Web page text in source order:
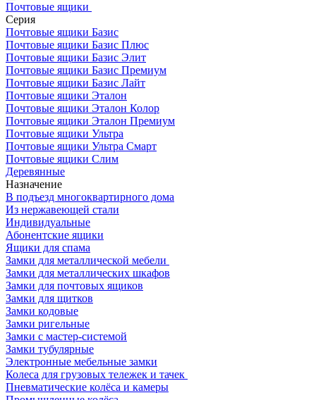
Почтовые ящики
Серия
Почтовые ящики Базис
Почтовые ящики Базис Плюс
Почтовые ящики Базис Элит
Почтовые ящики Базис Премиум
Почтовые ящики Базис Лайт
Почтовые ящики Эталон
Почтовые ящики Эталон Колор
Почтовые ящики Эталон Премиум
Почтовые ящики Ультра
Почтовые ящики Ультра Смарт
Почтовые ящики Слим
Деревянные
Назначение
В подъезд многоквартирного дома
Из нержавеющей стали
Индивидуальные
Абонентские ящики
Ящики для спама
Замки для металлической мебели
Замки для металлических шкафов
Замки для почтовых ящиков
Замки для щитков
Замки кодовые
Замки ригельные
Замки с мастер-системой
Замки тубулярные
Электронные мебельные замки
Колеса для грузовых тележек и тачек
Пневматические колёса и камеры